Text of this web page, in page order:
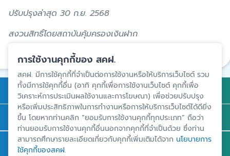
ปรับปรุงล่าสุด 30 ก.ย. 2568
สงวนสิทธิ์โดยสถาบันคุ้มครองเงินฝาก
แชร์
การคุ้มครองเงินฝาก
ถาม - ตอบ
ความรู้
การใช้งานคุกกี้ของ สคฝ.
สคฝ. มีการใช้คุกกี้ที่จำเป็นต่อการใช้งานหรือให้บริการเว็บไซต์ รวม
ทั้งมีการใช้คุกกี้อื่น (อาทิ คุกกี้เพื่อการใช้งานเว็บไซต์ คุกกี้เพื่อ
วิเคราะห์การประเมินผลใช้งานและการโฆษณา) เพื่อช่วยปรับปรุง
หรือเพิ่มประสิทธิภาพในการทำงานหรือการให้บริการเว็บไซต์ได้ดียิ่ง
ขึ้น โดยหากท่านคลิก “ยอมรับการใช้งานคุกกี้ทุกประเภท” ถือว่า
ท่านยอมรับการใช้งานคุกกี้อื่นนอกจากคุกกี้ที่จำเป็นด้วย ซึ่งท่าน
สามารถศึกษารายละเอียดเกี่ยวกับคุกกี้เพิ่มเติมได้จาก นโยบายการ
ใช้คุกกี้ของสคฝ.